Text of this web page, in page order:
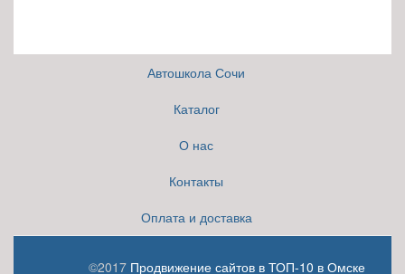
Автошкола Сочи
Каталог
О нас
Контакты
Оплата и доставка
©2017 Продвижение сайтов в ТОП-10 в Омске